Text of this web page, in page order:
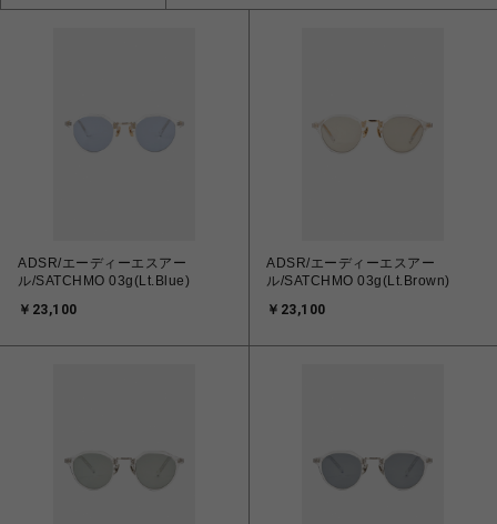
ADSR/エーディーエスアー
ル/SATCHMO 03g(Lt.Blue)
￥23,100
ADSR/エーディーエスアー
ル/SATCHMO 03g(Lt.Brown)
￥23,100